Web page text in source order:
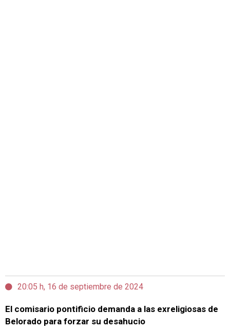
20:05 h, 16 de septiembre de 2024
El comisario pontificio demanda a las exreligiosas de
Belorado para forzar su desahucio